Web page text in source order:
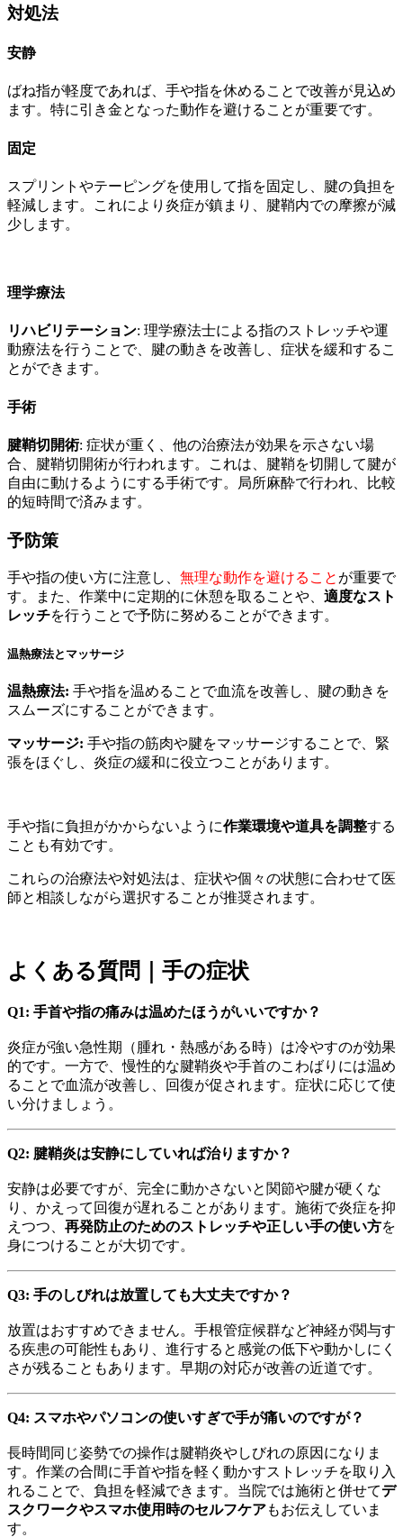
対処法
安静
ばね指が軽度であれば、手や指を休めることで改善が見込め
ます。特に引き金となった動作を避けることが重要です。
固定
スプリントやテーピングを使用して指を固定し、腱の負担を
軽減します。これにより炎症が鎮まり、腱鞘内での摩擦が減
少します。
理学療法
リハビリテーション: 理学療法士による指のストレッチや運
動療法を行うことで、腱の動きを改善し、症状を緩和するこ
とができます。
手術
腱鞘切開術: 症状が重く、他の治療法が効果を示さない場
合、腱鞘切開術が行われます。これは、腱鞘を切開して腱が
自由に動けるようにする手術です。局所麻酔で行われ、比較
的短時間で済みます。
予防策
手や指の使い方に注意し、 無理な動作を避けること が重要で
す。また、作業中に定期的に休憩を取ることや、 適度なスト
レッチを行うことで予防に努めることができます。
温熱療法とマッサージ
温熱療法: 手や指を温めることで血流を改善し、腱の動きを
スムーズにすることができます。
マッサージ: 手や指の筋肉や腱をマッサージすることで、緊
張をほぐし、炎症の緩和に役立つことがあります。
手や指に負担がかからないように作業環境や道具を調整する
ことも有効です。
これらの治療法や対処法は、症状や個々の状態に合わせて医
師と相談しながら選択することが推奨されます。
よくある質問｜手の症状
Q1: 手首や指の痛みは温めたほうがいいですか？
炎症が強い急性期（腫れ・熱感がある時）は冷やすのが効果
的です。一方で、慢性的な腱鞘炎や手首のこわばりには温め
ることで血流が改善し、回復が促されます。症状に応じて使
い分けましょう。
Q2: 腱鞘炎は安静にしていれば治りますか？
安静は必要ですが、完全に動かさないと関節や腱が硬くな
り、かえって回復が遅れることがあります。施術で炎症を抑
えつつ、 再発防止のためのストレッチや正しい手の使い方を
身につけることが大切です。
Q3: 手のしびれは放置しても大丈夫ですか？
放置はおすすめできません。手根管症候群など神経が関与す
る疾患の可能性もあり、進行すると感覚の低下や動かしにく
さが残ることもあります。早期の対応が改善の近道です。
Q4: スマホやパソコンの使いすぎで手が痛いのですが？
長時間同じ姿勢での操作は腱鞘炎やしびれの原因になりま
す。作業の合間に手首や指を軽く動かすストレッチを取り入
れることで、負担を軽減できます。当院では施術と併せてデ
スクワークやスマホ使用時のセルフケアもお伝えしていま
す。